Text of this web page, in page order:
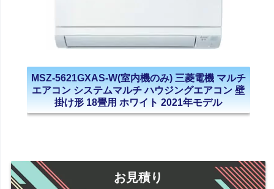
MSZ-5621GXAS-W(室内機のみ) 三菱電機 マルチ
エアコン システムマルチ ハウジングエアコン 壁
掛け形 18畳用 ホワイト 2021年モデル
お見積り